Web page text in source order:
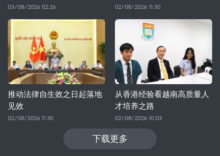
03/08/2026 02:26 02/08/2026 11:30
推动法律自生效之日起落地
见效
02/08/2026 11:30
从香港经验看越南高质量人
才培养之路
02/08/2026 10:03
下载更多